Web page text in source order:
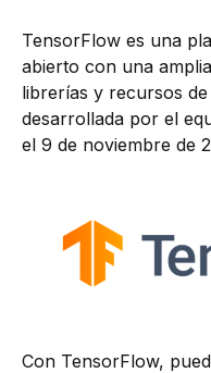
TensorFlow es una
abierto con una
librerías y recursos
desarrollada por el
el 9 de noviembre de
Con TensorFlow,